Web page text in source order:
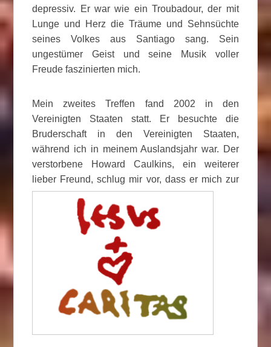
depressiv. Er war wie ein Troubadour, der mit
Lunge und Herz die Träume und Sehnsüchte
seines Volkes aus Santiago sang. Sein
ungestümer Geist und seine Musik voller
Freude faszinierten mich.
Mein zweites Treffen fand 2002 in den
Vereinigten Staaten statt. Er besuchte die
Bruderschaft in den Vereinigten Staaten,
während ich in meinem Auslandsjahr war. Der
verstorbene Howard Caulkins, ein weiterer
lieber Freund, schlug mir vor, dass er mich zur